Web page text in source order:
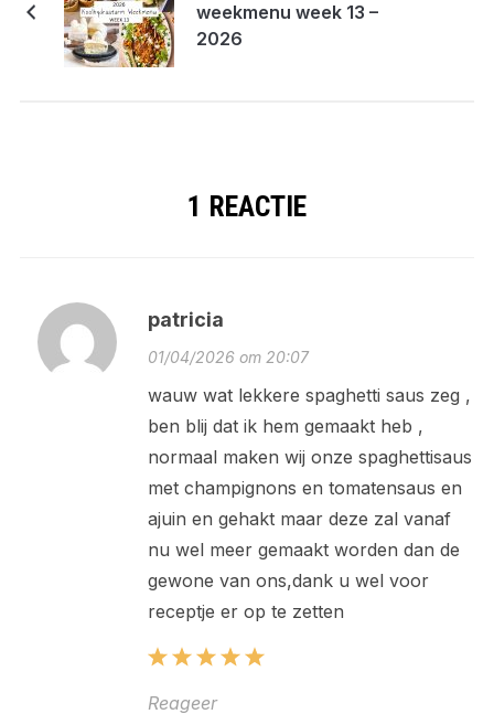
weekmenu week 13 –
2026
1 REACTIE
patricia
01/04/2026 om 20:07
wauw wat lekkere spaghetti saus zeg ,
ben blij dat ik hem gemaakt heb ,
normaal maken wij onze spaghettisaus
met champignons en tomatensaus en
ajuin en gehakt maar deze zal vanaf
nu wel meer gemaakt worden dan de
gewone van ons,dank u wel voor
receptje er op te zetten
Reageer